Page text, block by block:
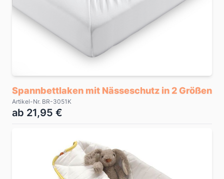
Spannbettlaken mit Nässeschutz in 2 Größen
Artikel-Nr. BR-3051K
ab 21,95 €